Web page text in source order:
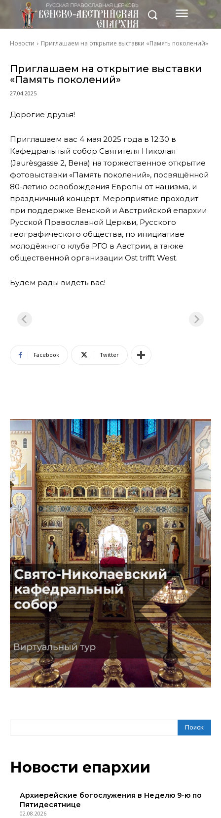
Новости Приглашаем на открытие выставки «Память поколений»
Приглашаем на открытие выставки
«Память поколений»
27.04.2025
Дорогие друзья!
Приглашаем вас 4 мая 2025 года в 12:30 в
Кафедральный собор Святителя Николая
(Jaurèsgasse 2, Вена) на торжественное открытие
фотовыставки «Память поколений», посвящённой
80-летию освобождения Европы от нацизма, и
праздничный концерт. Мероприятие проходит
при поддержке Венской и Австрийской епархии
Русской Православной Церкви, Русского
географического общества, по инициативе
молодёжного клуба РГО в Австрии, а также
общественной организации Ost trifft West.
Будем рады видеть вас!
Facebook Twitter
Поиск
Новости епархии
Архиерейские богослужения в Неделю 9-ю по
Пятидесятнице
02.08.2026